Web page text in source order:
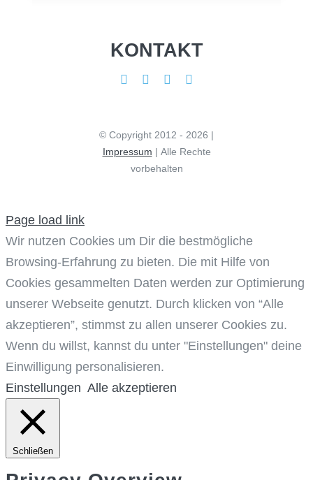
KONTAKT
© Copyright 2012 - 2026 |
Impressum
vorbehalten
Page load link
Wir nutzen Cookies um Dir die bestmögliche
Browsing-Erfahrung zu bieten. Die mit Hilfe von
Cookies gesammelten Daten werden zur Optimierung
unserer Webseite genutzt. Durch klicken von “Alle
akzeptieren”, stimmst zu allen unserer Cookies zu.
Wenn du willst, kannst du unter "Einstellungen" deine
Einwilligung personalisieren.
Einstellungen Alle akzeptieren
Schließen